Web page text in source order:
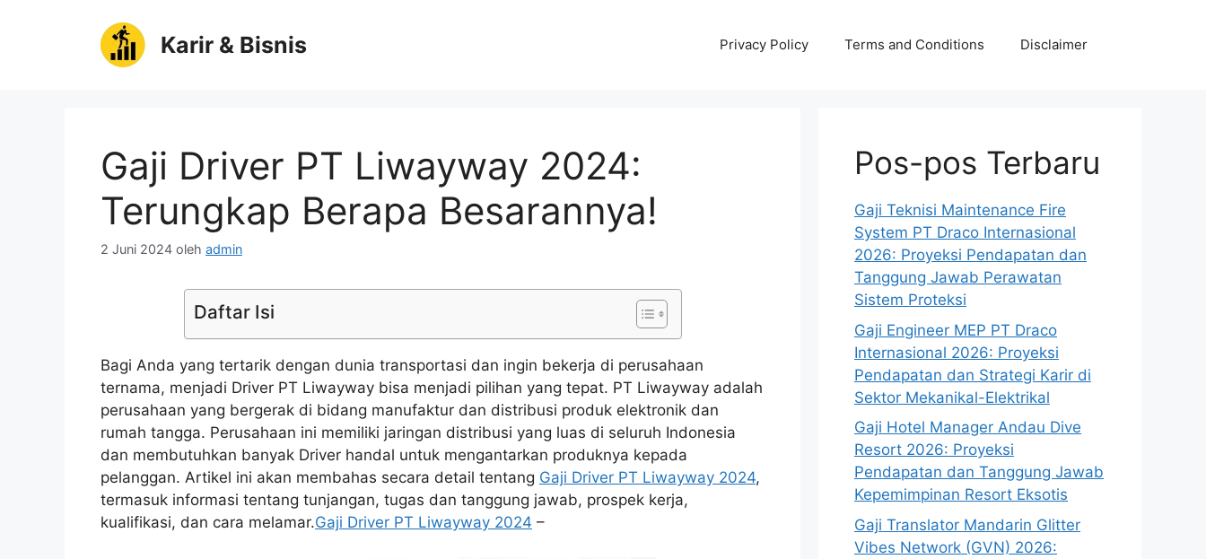
Karir & Bisnis Privacy Policy Terms and Conditions Disclaimer
Gaji Driver PT Liwayway 2024:
Terungkap Berapa Besarannya!
2 Juni 2024 oleh admin
Daftar Isi
Bagi Anda yang tertarik dengan dunia transportasi dan ingin bekerja di perusahaan
ternama, menjadi Driver PT Liwayway bisa menjadi pilihan yang tepat. PT Liwayway adalah
perusahaan yang bergerak di bidang manufaktur dan distribusi produk elektronik dan
rumah tangga. Perusahaan ini memiliki jaringan distribusi yang luas di seluruh Indonesia
dan membutuhkan banyak Driver handal untuk mengantarkan produknya kepada
pelanggan. Artikel ini akan membahas secara detail tentang Gaji Driver PT Liwayway 2024,
termasuk informasi tentang tunjangan, tugas dan tanggung jawab, prospek kerja,
kualifikasi, dan cara melamar.Gaji Driver PT Liwayway 2024 –
Pos-pos Terbaru
Gaji Teknisi Maintenance Fire
System PT Draco Internasional
2026: Proyeksi Pendapatan dan
Tanggung Jawab Perawatan
Sistem Proteksi
Gaji Engineer MEP PT Draco
Internasional 2026: Proyeksi
Pendapatan dan Strategi Karir di
Sektor Mekanikal-Elektrikal
Gaji Hotel Manager Andau Dive
Resort 2026: Proyeksi
Pendapatan dan Tanggung Jawab
Kepemimpinan Resort Eksotis
Gaji Translator Mandarin Glitter
Vibes Network (GVN) 2026: